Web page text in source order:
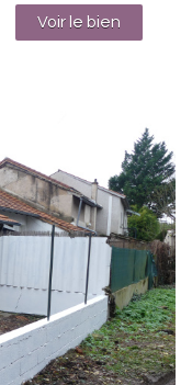
Voir le bien